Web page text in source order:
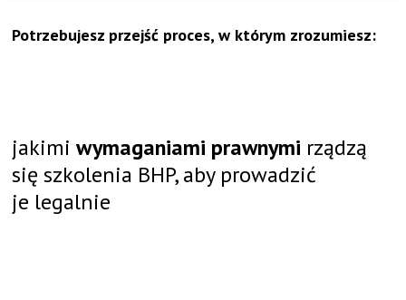
Potrzebujesz przejść proces, w którym zrozumiesz:
jakimi wymaganiami prawnymi rządzą
się szkolenia BHP, aby prowadzić
je legalnie